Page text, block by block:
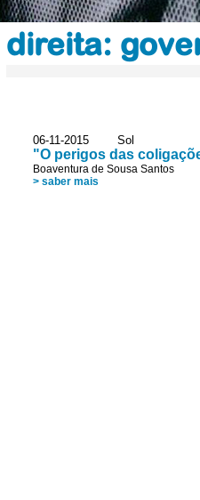
direita:
06-11-2015 Sol
"O perigos das
Boaventura de Sousa Santos
> saber mais